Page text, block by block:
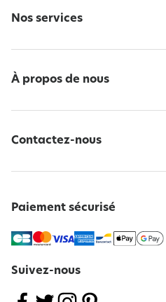
Nos services
À propos de nous
Contactez-nous
Paiement sécurisé
Suivez-nous